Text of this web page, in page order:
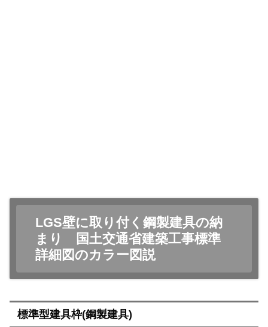
LGS壁に取り付く鋼製建具の納
まり 国土交通省建築工事標準
詳細図のカラー図説
標準型建具枠(鋼製建具)